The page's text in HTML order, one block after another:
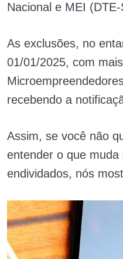
Nacional e MEI (DTE-
As exclusões, no
01/01/2025, com
recebendo a
Assim, se você não
entender o que
endividados, nós